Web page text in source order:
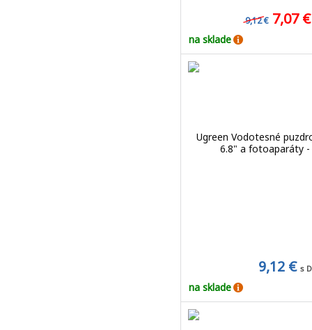
9,12 € 7,07
na sklade
Ugreen Vodotesné
6.8" a fotoaparáty -
9,12 €s
na sklade